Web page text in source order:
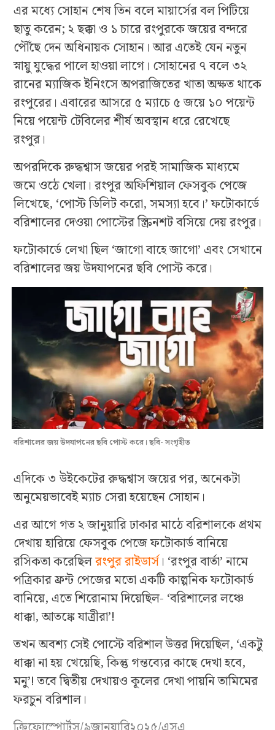
এর মধ্যে সোহান শেষ তিন বলে মায়ার্সের বল পিটিয়ে
ছাতু করেন; ২ ছক্কা ও ১ চারে রংপুরকে জয়ের বন্দরে
পৌঁছে দেন অধিনায়ক সোহান। আর এতেই যেন নতুন
স্নায়ু যুদ্ধের পালে হাওয়া লাগে। সোহানের ৭ বলে ৩২
রানের ম্যাজিক ইনিংসে অপরাজিতের খাতা অক্ষত থাকে
রংপুরের। এবারের আসরে ৫ ম্যাচে ৫ জয়ে ১০ পয়েন্ট
নিয়ে পয়েন্ট টেবিলের শীর্ষ অবস্থান ধরে রেখেছে
রংপুর।
অপরদিকে রুদ্ধশ্বাস জয়ের পরই সামাজিক মাধ্যমে
জমে ওঠে খেলা। রংপুর অফিশিয়াল ফেসবুক পেজে
লিখেছে, ‘পোস্ট ডিলিট করো, সমস্যা হবে।’ ফটোকার্ডে
বরিশালের দেওয়া পোস্টের স্ক্রিনশট বসিয়ে দেয় রংপুর।
ফটোকার্ডে লেখা ছিল ‘জাগো বাহে জাগো’ এবং সেখানে
বরিশালের জয় উদযাপনের ছবি পোস্ট করে।
বরিশালের জয় উদযাপনের ছবি পোস্ট করে। ছবি- সংগৃহীত
এদিকে ৩ উইকেটের রুদ্ধশ্বাস জয়ের পর, অনেকটা
অনুমেয়ভাবেই ম্যাচ সেরা হয়েছেন সোহান।
এর আগে গত ২ জানুয়ারি ঢাকার মাঠে বরিশালকে প্রথম
দেখায় হারিয়ে ফেসবুক পেজে ফটোকার্ড বানিয়ে
রসিকতা করেছিলরংপুর রাইডার্স। ‘রংপুর বার্তা’ নামে
পত্রিকার ফ্রন্ট পেজের মতো একটি কাল্পনিক ফটোকার্ড
বানিয়ে, এতে শিরোনাম দিয়েছিল- ‘বরিশালের লঞ্চে
ধাক্কা, আতঙ্কে যাত্রীরা’!
তখন অবশ্য সেই পোস্টে বরিশাল উত্তর দিয়েছিল, ‘একটু
ধাক্কা না হয় খেয়েছি, কিন্তু গন্তব্যের কাছে দেখা হবে,
মনু’! তবে দ্বিতীয় দেখায়ও কূলের দেখা পায়নি তামিমের
ফরচুন বরিশাল।